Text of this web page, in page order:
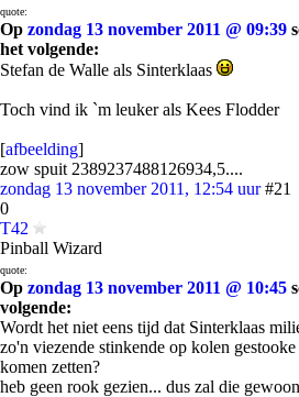
quote:
Op zondag 13 november 2011 @ 09:39
het volgende:
Stefan de Walle als Sinterklaas
Toch vind ik `m leuker als Kees Flodder
[afbeelding]
zow spuit 2389237488126934,5....
zondag 13 november 2011, 12:54 uur #21
0
T42
Pinball Wizard
quote:
Op zondag 13 november 2011 @ 10:45
volgende:
Wordt het niet eens tijd dat Sinterklaas
zo'n viezende stinkende op kolen
komen zetten?
heb geen rook gezien... dus zal die